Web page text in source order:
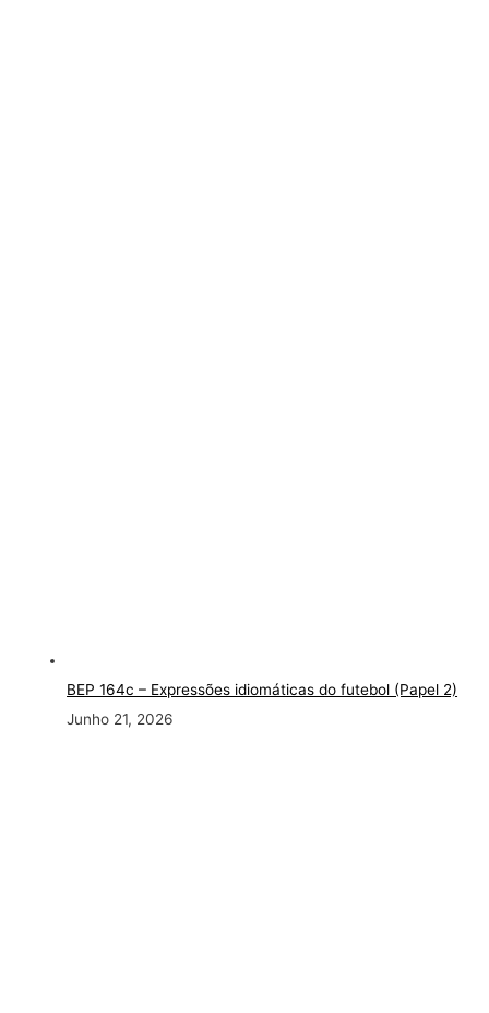
BEP 164c – Expressões idiomáticas do futebol (Papel 2)
Junho 21, 2026